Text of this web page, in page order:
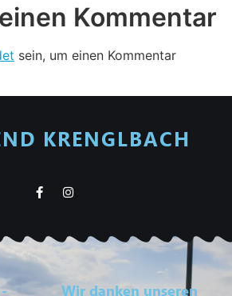
Kommentar
sein, um einen Kommentar
KRENGLBACH
Wir danken unseren